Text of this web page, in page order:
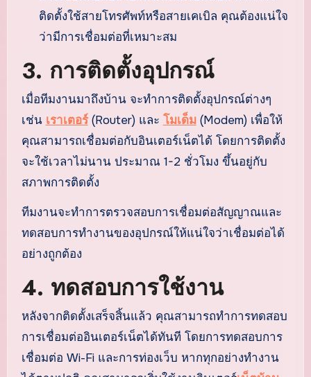
ติดตั้งใช้สายโทรศัพท์หรือสายเคเบิล คุณต้องแน่ใจ
ว่ามีการเชื่อมต่อที่เหมาะสม
3. การติดตั้งอุปกรณ์
เมื่อทีมงานมาถึงบ้าน จะทำการติดตั้งอุปกรณ์ต่างๆ
เช่น เราเตอร์(Router) และ โมเด็ม(Modem) เพื่อให้
คุณสามารถเชื่อมต่อกับอินเตอร์เน็ตได้ โดยการติดตั้ง
จะใช้เวลาไม่นาน ประมาณ 1-2 ชั่วโมง ขึ้นอยู่กับ
สภาพการติดตั้ง
ทีมงานจะทำการตรวจสอบการเชื่อมต่อสัญญาณและ
ทดสอบการทำงานของอุปกรณ์ให้แน่ใจว่าเชื่อมต่อได้
อย่างถูกต้อง
4. ทดสอบการใช้งาน
หลังจากติดตั้งเสร็จสิ้นแล้ว คุณสามารถทำการทดสอบ
การเชื่อมต่ออินเตอร์เน็ตได้ทันที โดยการทดสอบการ
เชื่อมต่อ Wi-Fi และการท่องเว็บ หากทุกอย่างทำงาน